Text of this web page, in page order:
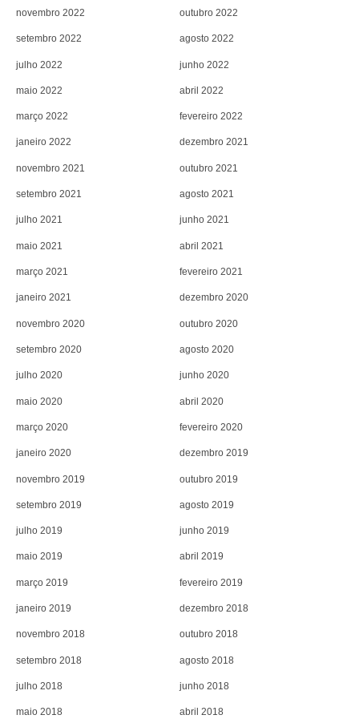
novembro 2022 outubro 2022
setembro 2022 agosto 2022
julho 2022 junho 2022
maio 2022 abril 2022
março 2022 fevereiro 2022
janeiro 2022 dezembro 2021
novembro 2021 outubro 2021
setembro 2021 agosto 2021
julho 2021 junho 2021
maio 2021 abril 2021
março 2021 fevereiro 2021
janeiro 2021 dezembro 2020
novembro 2020 outubro 2020
setembro 2020 agosto 2020
julho 2020 junho 2020
maio 2020 abril 2020
março 2020 fevereiro 2020
janeiro 2020 dezembro 2019
novembro 2019 outubro 2019
setembro 2019 agosto 2019
julho 2019 junho 2019
maio 2019 abril 2019
março 2019 fevereiro 2019
janeiro 2019 dezembro 2018
novembro 2018 outubro 2018
setembro 2018 agosto 2018
julho 2018 junho 2018
maio 2018 abril 2018